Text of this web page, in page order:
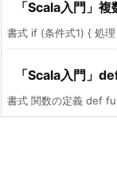
「Scala入門」
書式 if (条件式1) { 処
「Scala入門」
書式 関数の定義 def